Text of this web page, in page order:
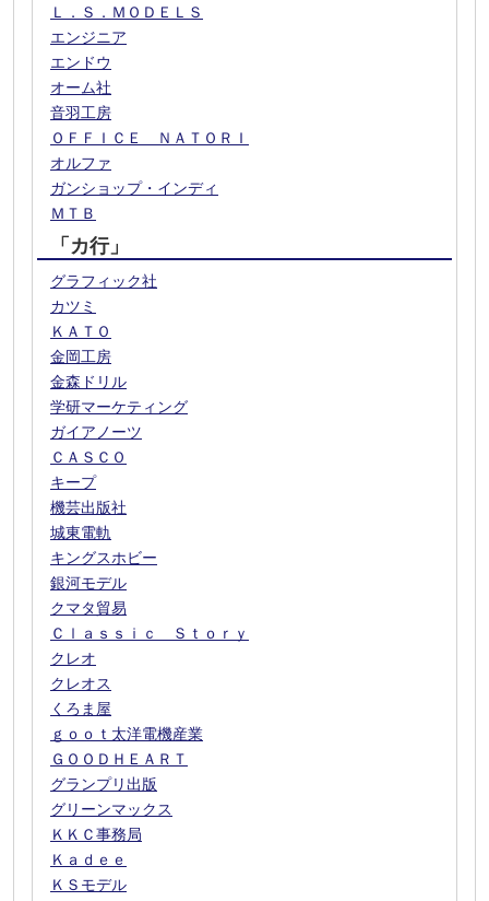
Ｌ．Ｓ．ＭＯＤＥＬＳ
エンジニア
エンドウ
オーム社
音羽工房
ＯＦＦＩＣＥ ＮＡＴＯＲＩ
オルファ
ガンショップ・インディ
ＭＴＢ
「カ行」
グラフィック社
カツミ
ＫＡＴＯ
金岡工房
金森ドリル
学研マーケティング
ガイアノーツ
ＣＡＳＣＯ
キープ
機芸出版社
城東電軌
キングスホビー
銀河モデル
クマタ貿易
Ｃｌａｓｓｉｃ Ｓｔｏｒｙ
クレオ
クレオス
くろま屋
ｇｏｏｔ太洋電機産業
ＧＯＯＤＨＥＡＲＴ
グランプリ出版
グリーンマックス
ＫＫＣ事務局
Ｋａｄｅｅ
ＫＳモデル